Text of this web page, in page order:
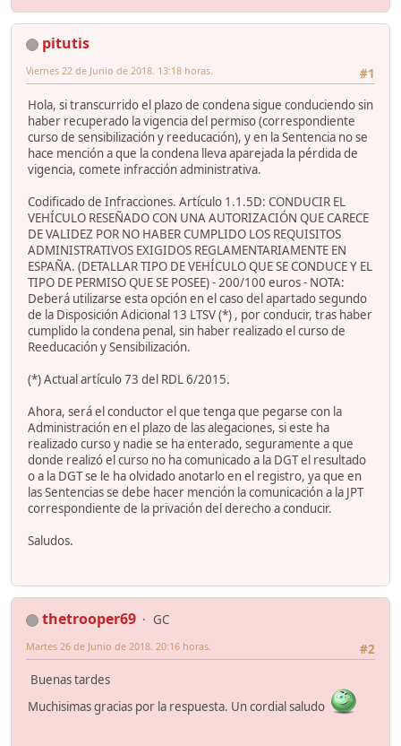
pitutis
#1
Viernes 22 de Junio de 2018. 13:18 horas.
Hola, si transcurrido el plazo de condena sigue conduciendo sin
haber recuperado la vigencia del permiso (correspondiente
curso de sensibilización y reeducación), y en la Sentencia no se
hace mención a que la condena lleva aparejada la pérdida de
vigencia, comete infracción administrativa.
Codificado de Infracciones. Artículo 1.1.5D: CONDUCIR EL
VEHÍCULO RESEÑADO CON UNA AUTORIZACIÓN QUE CARECE
DE VALIDEZ POR NO HABER CUMPLIDO LOS REQUISITOS
ADMINISTRATIVOS EXIGIDOS REGLAMENTARIAMENTE EN
ESPAÑA. (DETALLAR TIPO DE VEHÍCULO QUE SE CONDUCE Y EL
TIPO DE PERMISO QUE SE POSEE) - 200/100 euros - NOTA:
Deberá utilizarse esta opción en el caso del apartado segundo
de la Disposición Adicional 13 LTSV (*) , por conducir, tras haber
cumplido la condena penal, sin haber realizado el curso de
Reeducación y Sensibilización.
(*) Actual artículo 73 del RDL 6/2015.
Ahora, será el conductor el que tenga que pegarse con la
Administración en el plazo de las alegaciones, si este ha
realizado curso y nadie se ha enterado, seguramente a que
donde realizó el curso no ha comunicado a la DGT el resultado
o a la DGT se le ha olvidado anotarlo en el registro, ya que en
las Sentencias se debe hacer mención la comunicación a la JPT
correspondiente de la privación del derecho a conducir.
Saludos.
thetrooper69
GC
#2
Martes 26 de Junio de 2018. 20:16 horas.
Buenas tardes
Muchisimas gracias por la respuesta. Un cordial saludo